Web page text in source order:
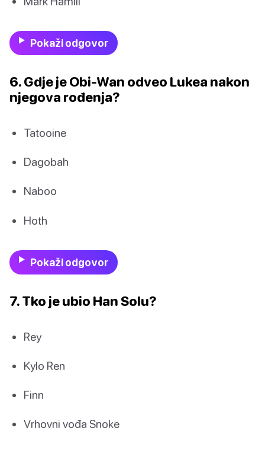
Pokaži odgovor
6. Gdje je Obi-Wan odveo Lukea nakon
njegova rođenja?
Tatooine
Dagobah
Naboo
Hoth
Pokaži odgovor
7. Tko je ubio Han Solu?
Rey
Kylo Ren
Finn
Vrhovni vođa Snoke